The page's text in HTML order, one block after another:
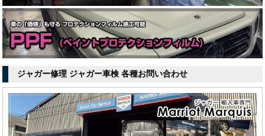
ジャガー修理 ジャガー車検 各種お問い合わせ